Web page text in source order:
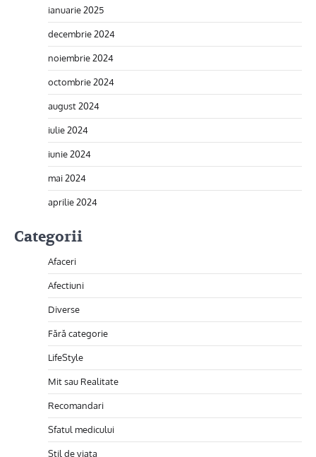
ianuarie 2025
decembrie 2024
noiembrie 2024
octombrie 2024
august 2024
iulie 2024
iunie 2024
mai 2024
aprilie 2024
Categorii
Afaceri
Afectiuni
Diverse
Fără categorie
LifeStyle
Mit sau Realitate
Recomandari
Sfatul medicului
Stil de viata